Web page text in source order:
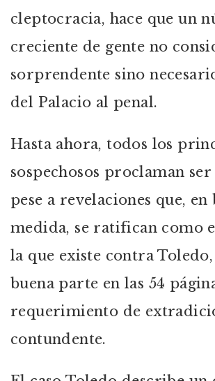
cleptocracia, hace que un
creciente de gente no
sorprendente sino
del Palacio al penal.
Hasta ahora, todos los
sospechosos proclaman
pese a revelaciones que, en
medida, se ratifican como
la que existe contra
buena parte en las 54
requerimiento de
contundente.